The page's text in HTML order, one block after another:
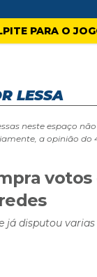
PARA O
LESSA
neste espaço
a opinião do
votos
já disputou varias